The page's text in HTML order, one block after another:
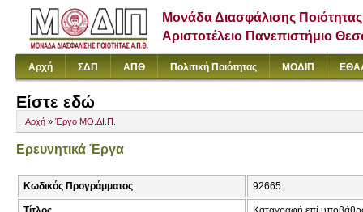
Μονάδα Διασφάλισης Ποιότητας
Αριστοτέλειο Πανεπιστήμιο
Αρχή ΣΔΠ ΑΠΘ Πολιτική Ποιότητας ΜΟΔΙΠ
Είστε εδώ
Αρχή » Έργο ΜΟ.ΔΙ.Π.
Ερευνητικά Έργα
Κωδικός Προγράμματος 92665